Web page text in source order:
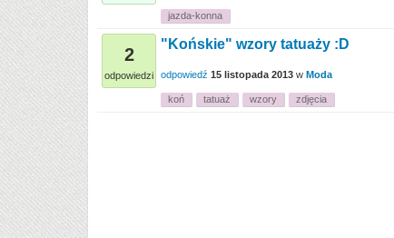
jazda-konna
2
odpowiedzi
"Końskie" wzory tatuaży :D
odpowiedź 15 listopada 2013 w Moda
koń tatuaż wzory zdjęcia